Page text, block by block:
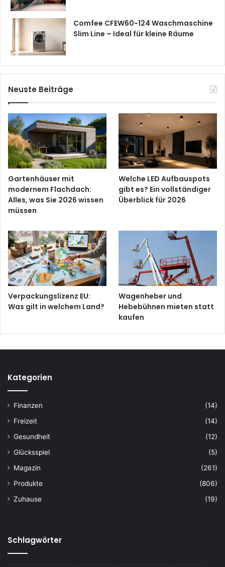
Comfee CFEW60-124 Waschmaschine
Slim Line – Ideal für kleine Räume
Neuste Beiträge
Gartenhäuser mit
modernem Flachdach:
Alles, was Sie 2026 wissen
müssen
Welche LED Aufbauspots
gibt es? Ein vollständiger
Überblick für 2026
Verpackungslizenz EU:
Was gilt in welchem Land?
Wagenheber und
Hebebühnen mieten statt
kaufen
Kategorien
Finanzen
(14)
Freizeit
(14)
Gesundheit
(12)
Glücksspiel
(5)
Magazin
(261)
Produkte
(806)
Zuhause
(19)
Schlagwörter